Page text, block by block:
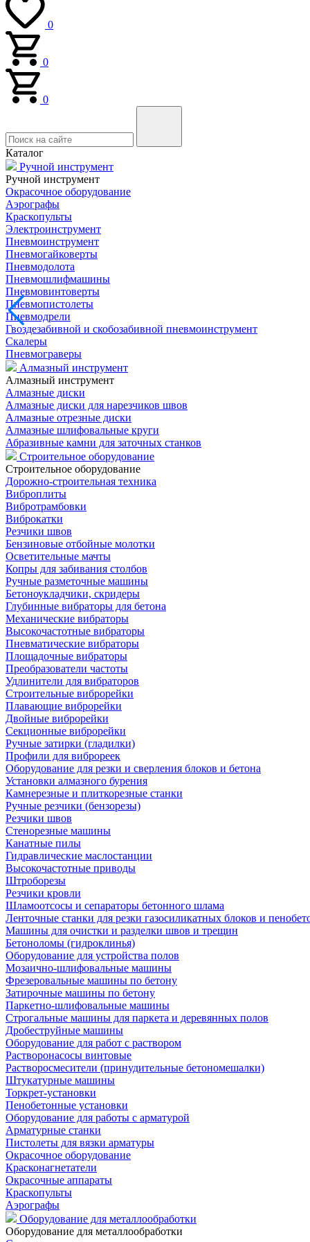
0
0
0
Каталог
Ручной инструмент
Ручной инструмент
Окрасочное оборудование
Аэрографы
Краскопульты
Электроинструмент
Пневмоинструмент
Пневмогайковерты
Пневмодолота
Пневмошлифмашины
Пневмовинтоверты
Пневмопистолеты
Пневмодрели
Гвоздезабивной и скобозабивной пневмоинструмент
Скалеры
Пневмограверы
Алмазный инструмент
Алмазный инструмент
Алмазные диски
Алмазные диски для нарезчиков швов
Алмазные отрезные диски
Алмазные шлифовальные круги
Абразивные камни для заточных станков
Строительное оборудование
Строительное оборудование
Дорожно-строительная техника
Виброплиты
Вибротрамбовки
Виброкатки
Резчики швов
Бензиновые отбойные молотки
Осветительные мачты
Копры для забивания столбов
Ручные разметочные машины
Бетоноукладчики, скридеры
Глубинные вибраторы для бетона
Механические вибраторы
Высокочастотные вибраторы
Пневматические вибраторы
Площадочные вибраторы
Преобразователи частоты
Удлинители для вибраторов
Строительные виброрейки
Плавающие виброрейки
Двойные виброрейки
Секционные виброрейки
Ручные затирки (гладилки)
Профили для виброреек
Оборудование для резки и сверления блоков и бетона
Установки алмазного бурения
Камнерезные и плиткорезные станки
Ручные резчики (бензорезы)
Резчики швов
Стенорезные машины
Канатные пилы
Гидравлические маслостанции
Высокочастотные приводы
Штроборезы
Резчики кровли
Шламоотсосы и сепараторы бетонного шлама
Ленточные станки для резки газосиликатных блоков и
Машины для очистки и разделки швов и трещин
Бетоноломы (гидроклинья)
Оборудование для устройства полов
Мозаично-шлифовальные машины
Фрезеровальные машины по бетону
Затирочные машины по бетону
Паркетно-шлифовальные машины
Строгальные машины для паркета и деревянных полов
Дробеструйные машины
Оборудование для работ с раствором
Растворонасосы винтовые
Растворосмесители (принудительные бетономешалки)
Штукатурные машины
Торкрет-установки
Пенобетонные установки
Оборудование для работы с арматурой
Арматурные станки
Пистолеты для вязки арматуры
Окрасочное оборудование
Красконагнетатели
Окрасочные аппараты
Краскопульты
Аэрографы
Оборудование для металлообработки
Оборудование для металлообработки